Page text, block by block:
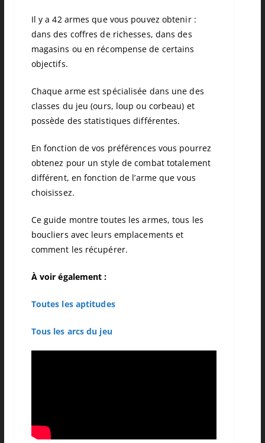
Il y a 42 armes que vous pouvez obtenir :
dans des coffres de richesses, dans des
magasins ou en récompense de certains
objectifs.
Chaque arme est spécialisée dans une des
classes du jeu (ours, loup ou corbeau) et
possède des statistiques différentes.
En fonction de vos préférences vous pourrez
obtenez pour un style de combat totalement
différent, en fonction de l’arme que vous
choisissez.
Ce guide montre toutes les armes, tous les
boucliers avec leurs emplacements et
comment les récupérer.
À voir également :
Toutes les aptitudes
Tous les arcs du jeu